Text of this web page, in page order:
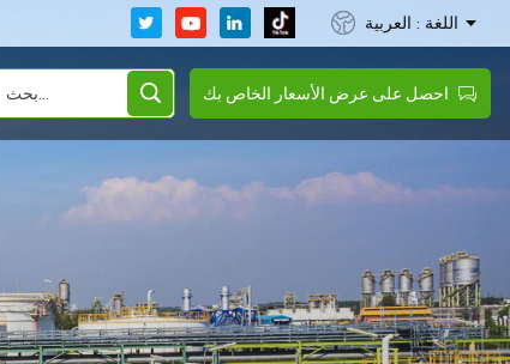
اللغة : العربية
احصل على عرض الأسعار الخاص بك